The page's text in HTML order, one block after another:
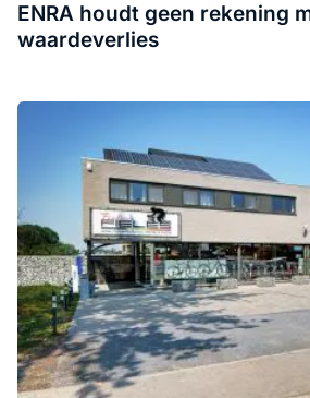
ENRA houdt geen rekening
waardeverlies